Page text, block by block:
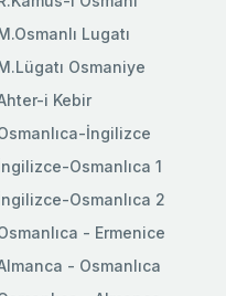
Lugatı
Osmaniye
i Kebir
İngilizce
Osmanlıca 1
Osmanlıca 2
- Ermenice
- Osmanlıca